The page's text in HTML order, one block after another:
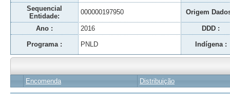
Sequencial
Entidade:
000000197950 Origem
Ano : 2016 DDD :
Programa : PNLD Indígena :
Encomenda Distribuição